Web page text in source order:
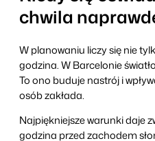
chwila
W planowaniu liczy się nie
godzina. W Barcelonie
To ono buduje nastrój i
osób zakłada.
Najpiękniejsze warunki daje
godzina przed zachodem